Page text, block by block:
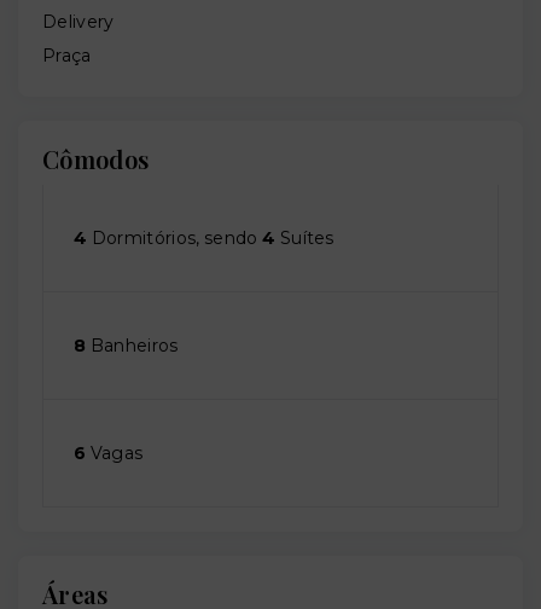
Delivery
Praça
Cômodos
4 Dormitórios, sendo4 Suítes
8 Banheiros
6 Vagas
Áreas